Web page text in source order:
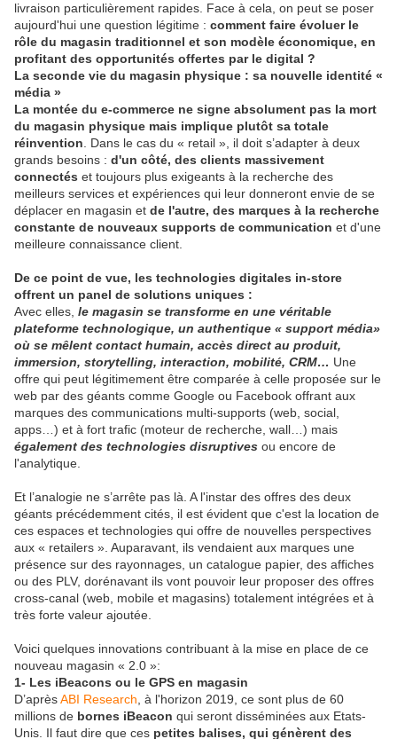
livraison particulièrement rapides. Face à cela, on peut se poser
aujourd'hui une question légitime : comment faire évoluer le
rôle du magasin traditionnel et son modèle économique, en
profitant des opportunités offertes par le digital ?
La seconde vie du magasin physique : sa nouvelle identité «
média »
La montée du e-commerce ne signe absolument pas la mort
du magasin physique mais implique plutôt sa totale
réinvention . Dans le cas du « retail », il doit s’adapter à deux
grands besoins : d'un côté, des clients massivement
connectés et toujours plus exigeants à la recherche des
meilleurs services et expériences qui leur donneront envie de se
déplacer en magasin et de l'autre, des marques à la recherche
constante de nouveaux supports de communication et d'une
meilleure connaissance client.
De ce point de vue, les technologies digitales in-store
offrent un panel de solutions uniques :
Avec elles, le magasin se transforme en une véritable
plateforme technologique, un authentique « support média»
où se mêlent contact humain, accès direct au produit,
immersion, storytelling, interaction, mobilité, CRM… Une
offre qui peut légitimement être comparée à celle proposée sur le
web par des géants comme Google ou Facebook offrant aux
marques des communications multi-supports (web, social,
apps…) et à fort trafic (moteur de recherche, wall…) mais
également des technologies disruptives ou encore de
l'analytique.
Et l’analogie ne s’arrête pas là. A l'instar des offres des deux
géants précédemment cités, il est évident que c'est la location de
ces espaces et technologies qui offre de nouvelles perspectives
aux « retailers ». Auparavant, ils vendaient aux marques une
présence sur des rayonnages, un catalogue papier, des affiches
ou des PLV, dorénavant ils vont pouvoir leur proposer des offres
cross-canal (web, mobile et magasins) totalement intégrées et à
très forte valeur ajoutée.
Voici quelques innovations contribuant à la mise en place de ce
nouveau magasin « 2.0 »:
1- Les iBeacons ou le GPS en magasin
D’aprèsABI Research , à l'horizon 2019, ce sont plus de 60
millions de bornes iBeacon qui seront disséminées aux Etats-
Unis. Il faut dire que ces petites balises, qui génèrent des